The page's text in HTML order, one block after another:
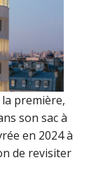
la première,
son sac à
en 2024 à
de revisiter